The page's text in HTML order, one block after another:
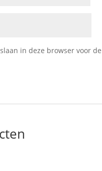
in deze browser voor